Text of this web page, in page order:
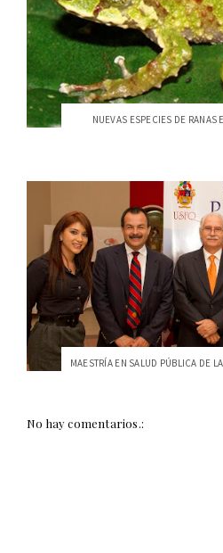
NUEVAS ESPECIES DE RANAS
No hay comentarios.: